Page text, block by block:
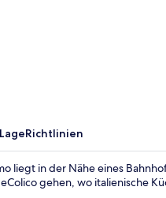
LageRichtlinien
liegt in der Nähe eines
gehen, wo italienische